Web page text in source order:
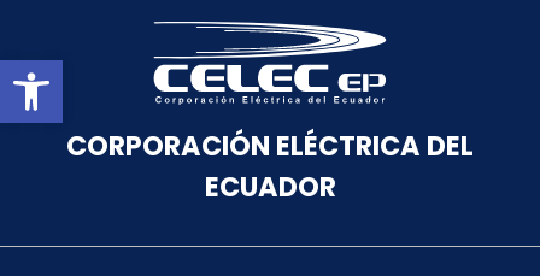
Abrir barra de herramientas
CORPORACIÓN ELÉCTRICA DEL
ECUADOR